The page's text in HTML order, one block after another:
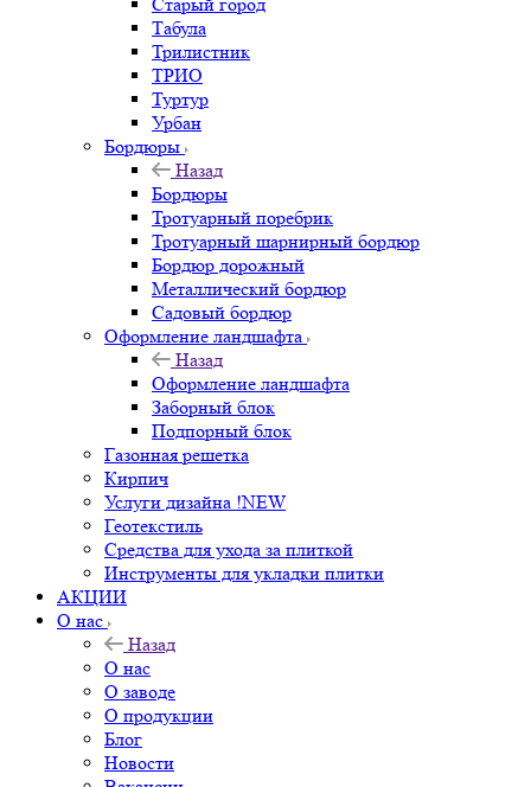
Табула
Трилистник
ТРИО
Туртур
Урбан
Бордюры
Назад
Бордюры
Тротуарный поребрик
Тротуарный шарнирный бордюр
Бордюр дорожный
Металлический бордюр
Садовый бордюр
Оформление ландшафта
Назад
Оформление ландшафта
Заборный блок
Подпорный блок
Газонная решетка
Кирпич
Услуги дизайна !NEW
Геотекстиль
Средства для ухода за плиткой
Инструменты для укладки плитки
АКЦИИ
О нас
Назад
О нас
О заводе
О продукции
Блог
Новости